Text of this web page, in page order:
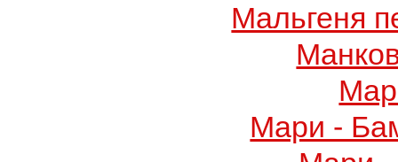
Мальгеня
Мари -